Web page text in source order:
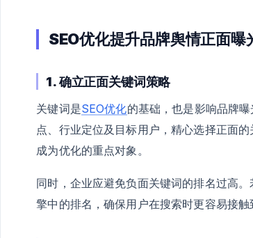
SEO优化提升品牌舆情正面曝
1. 确立正面关键词策略
关键词是SEO优化的基础，也是影响品牌
点、行业定位及目标用户，精心选择正面
成为优化的重点对象。
同时，企业应避免负面关键词的排名过高
擎中的排名，确保用户在搜索时更容易接触